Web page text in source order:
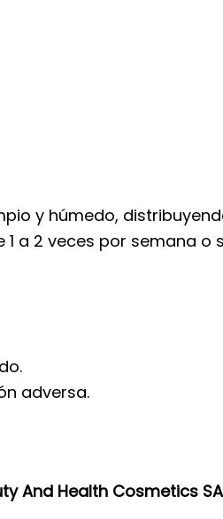
y húmedo,
a 2 veces por semana o
adversa.
And Health Cosmetics